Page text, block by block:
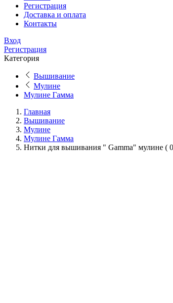
Регистрация
Доставка и оплата
Контакты
Вход
Регистрация
Категория
Вышивание
Мулине
Мулине Гамма
Главная
Вышивание
Мулине
Мулине Гамма
Нитки для вышивания " Gamma" мулине (